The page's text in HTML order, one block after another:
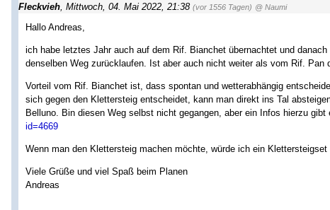
Fleckvieh Mittwoch, 04. Mai 2022, 21:38 (vor 1556 Tagen) @ Naumi
Hallo Andreas,
ich habe letztes Jahr auch auf dem Rif. Bianchet übernachtet und
denselben Weg zurücklaufen. Ist aber auch nicht weiter als vom Rif. Pan
Vorteil vom Rif. Bianchet ist, dass spontan und wetterabhängig
sich gegen den Klettersteig entscheidet, kann man direkt ins Tal
Belluno. Bin diesen Weg selbst nicht gegangen, aber ein Infos hierzu gibt
id=4669
Wenn man den Klettersteig machen möchte, würde ich ein Klettersteigset
Viele Grüße und viel Spaß beim Planen
Andreas